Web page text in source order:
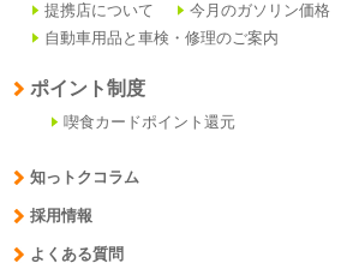
提携店について
今月のガソリン価格
自動車用品と車検・修理のご案内
ポイント制度
喫食カードポイント還元
知っトクコラム
採用情報
よくある質問